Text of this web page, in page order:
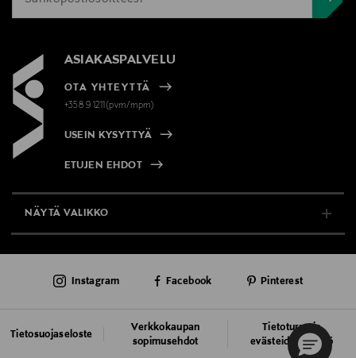
ASIAKASPALVELU
OTA YHTEYTTÄ
+358 9 1211(pvm/mpm)
USEIN KYSYTTYÄ
ETUJEN EHDOT
NÄYTÄ VALIKKO
AJANKOHTAISTA
Tietosuojaseloste
Verkkokaupan
sopimusehdot
Tietoturva ja
evästeiden käyttö
Instagram Facebook Pinterest